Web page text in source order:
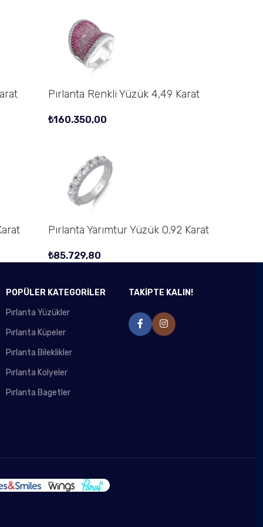
Pırlanta Renkli Yüzük 4,49 Karat
₺160.350,00
Pırlanta Yarımtur Yüzük 0,92 Karat
₺85.729,80
POPÜLER KATEGORİLER
Pırlanta Yüzükler
Pırlanta Küpeler
Pırlanta Bileklikler
Pırlanta Kolyeler
Pırlanta Bagetler
TAKİPTE KALIN!